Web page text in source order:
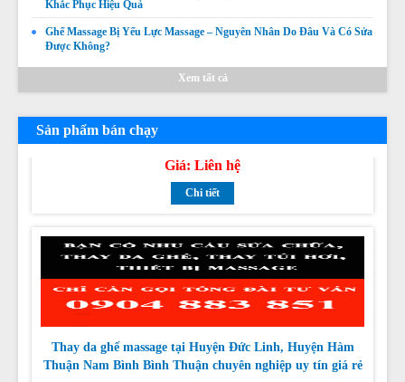
Khắc Phục Hiệu Quả
Ghế Massage Bị Yếu Lực Massage – Nguyên Nhân Do Đâu Và Có Sửa
Được Không?
Xem tất cả
Sản phẩm bán chạy
Thay da ghế massage tại Thị xã La Gi, Huyện Tánh Linh,
Giá:Liên hệ
Chi tiết
Thay da ghế massage tại Huyện Đức Linh, Huyện Hàm
Giá:Liên hệ
Chi tiết